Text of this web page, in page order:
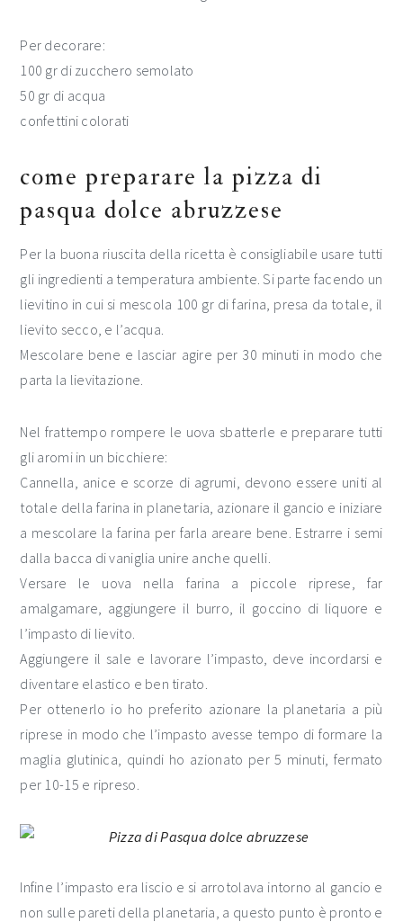
Per decorare:
100 gr di zucchero semolato
50 gr di acqua
confettini colorati
come preparare la pizza di
pasqua dolce abruzzese
Per la buona riuscita della ricetta è consigliabile usare tutti
gli ingredienti a temperatura ambiente. Si parte facendo un
lievitino in cui si mescola 100 gr di farina, presa da totale, il
lievito secco, e l’acqua.
Mescolare bene e lasciar agire per 30 minuti in modo che
parta la lievitazione.
Nel frattempo rompere le uova sbatterle e preparare tutti
gli aromi in un bicchiere:
Cannella, anice e scorze di agrumi, devono essere uniti al
totale della farina in planetaria, azionare il gancio e iniziare
a mescolare la farina per farla areare bene. Estrarre i semi
dalla bacca di vaniglia unire anche quelli.
Versare le uova nella farina a piccole riprese, far
amalgamare, aggiungere il burro, il goccino di liquore e
l’impasto di lievito.
Aggiungere il sale e lavorare l’impasto, deve incordarsi e
diventare elastico e ben tirato.
Per ottenerlo io ho preferito azionare la planetaria a più
riprese in modo che l’impasto avesse tempo di formare la
maglia glutinica, quindi ho azionato per 5 minuti, fermato
per 10-15 e ripreso.
Infine l’impasto era liscio e si arrotolava intorno al gancio e
non sulle pareti della planetaria, a questo punto è pronto e